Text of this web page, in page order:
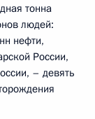
тонна
людей:
нефти,
России,
– девять